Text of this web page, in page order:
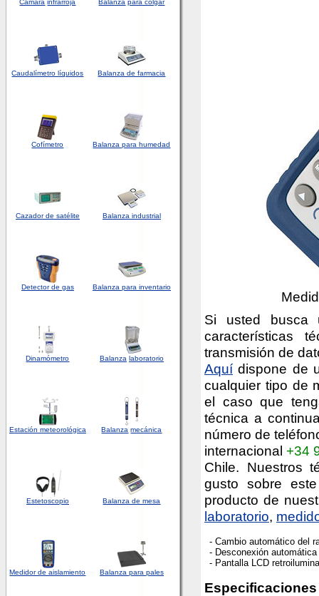
Cámara infrarroja Balanza para colgar
Caudalímetro líquidos Balanza de farmacia
Cofímetro Balanza para humedad
Cazador de satélite Balanza industrial
Detectorde gas Balanza para inventario
Dinamómetro Balanza laboratorio
Estación meteorológica Balanza mecánica
Estetoscopio Balanza de mesa
Medidor de aislamiento Balanza para pales
Si usted busca
características
transmisión de
Aquí dispone de
cualquier tipo de
el caso que
técnica a
número de
internacional +34
Chile. Nuestros
gusto sobre
producto de
laboratorio,
- Cambio automático del
- Desconexión
- Pantalla LCD